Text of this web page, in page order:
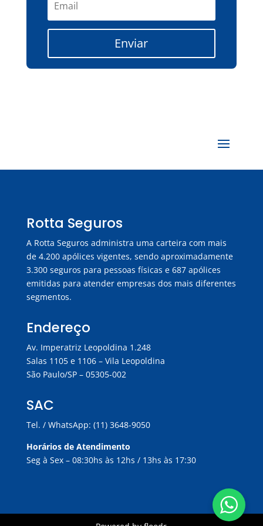
Enviar
Rotta Seguros
A Rotta Seguros administra uma carteira com mais
de 4.200 apólices vigentes, sendo aproximadamente
3.300 seguros para pessoas físicas e 687 apólices
emitidas para atender empresas dos mais diferentes
segmentos.
Endereço
Av. Imperatriz Leopoldina 1.248
Salas 1105 e 1106 – Vila Leopoldina
São Paulo/SP – 05305-002
SAC
Tel. / WhatsApp: (11) 3648-9050
Horários de Atendimento
Seg à Sex – 08:30hs às 12hs / 13hs às 17:30